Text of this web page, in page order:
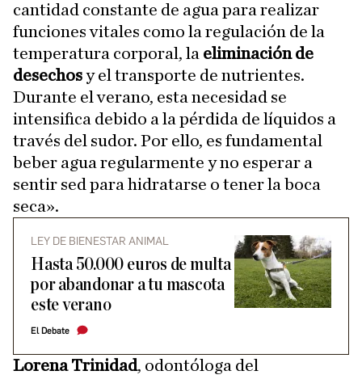
cantidad constante de agua para realizar
funciones vitales como la regulación de la
temperatura corporal, la eliminación de
desechosy el transporte de nutrientes.
Durante el verano, esta necesidad se
intensifica debido a la pérdida de líquidos a
través del sudor. Por ello, es fundamental
beber agua regularmente y no esperar a
sentir sed para hidratarse o tener la boca
seca».
LEY DE BIENESTAR ANIMAL
Hasta 50.000 euros de multa
por abandonar a tu mascota
este verano
El Debate
Lorena Trinidad, odontóloga del